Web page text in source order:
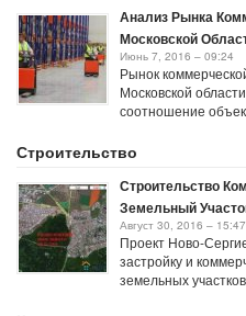
Анализ Рынка
Московской
Июнь 7, 2016 – 09:24
Рынок
Московской
соотношение
Строительство
Строительство
Земельный
Август 30, 2016 – 15:47
Проект Ново-
застройку и
земельных